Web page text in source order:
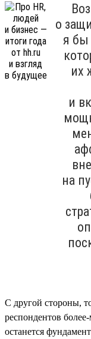
о
я бы
их
и
на
С другой стороны,
респондентов
останется